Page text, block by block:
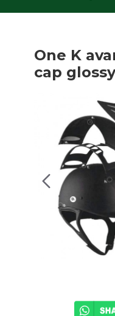
One K
cap glossy